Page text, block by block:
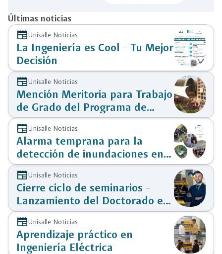
Últimas noticias
newspaperUnisalle Noticias
La Ingeniería es Cool - Tu Mejor
Decisión
newspaperUnisalle Noticias
Mención Meritoria para Trabajo
de Grado del Programa de
Ingeniería Eléctrica
newspaperUnisalle Noticias
Alarma temprana para la
detección de inundaciones en
la Calera
newspaperUnisalle Noticias
Cierre ciclo de seminarios -
Lanzamiento del Doctorado en
Ingeniería
newspaperUnisalle Noticias
Aprendizaje práctico en
Ingeniería Eléctrica